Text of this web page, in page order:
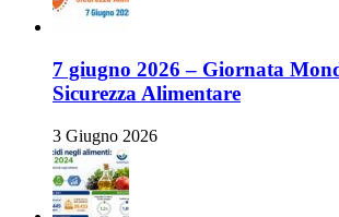
7 giugno 2026 – Giornata
Sicurezza Alimentare
3 Giugno 2026